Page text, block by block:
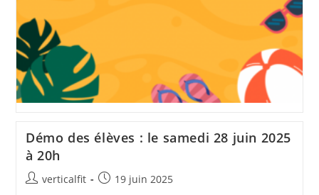
Démo des élèves : le samedi 28 juin 2025
à 20h
Auteur/autrice
verticalfit
Publication
19 juin 2025